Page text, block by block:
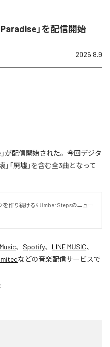
」を配信開始
2026.8.9
が配信開始された。今回デジタ
」「廃墟」を含む全3曲となって
作り続ける4 Umber Stepsのニュー
、 Spotify、 LINE MUSIC、
などの音楽配信サービスで